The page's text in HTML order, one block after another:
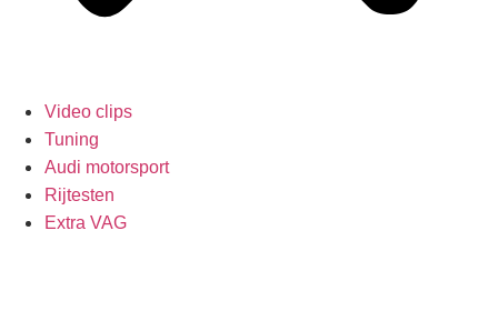
Video clips
Tuning
Audi motorsport
Rijtesten
Extra VAG